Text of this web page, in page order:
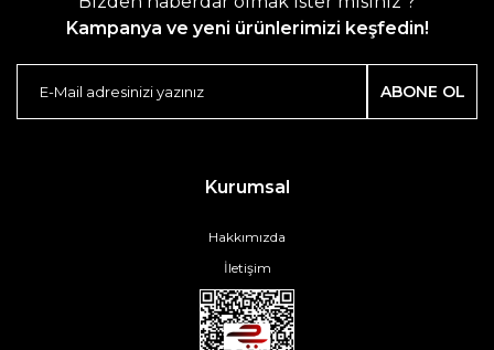
Kampanya ve yeni ürünlerimizi keşfedin!
ABONE OL
Kurumsal
Hakkımızda
İletişim